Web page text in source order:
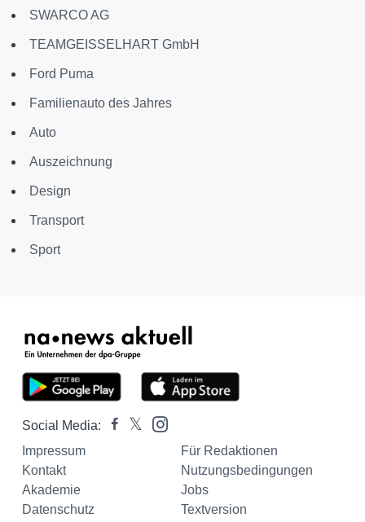
SWARCO AG
TEAMGEISSELHART GmbH
Ford Puma
Familienauto des Jahres
Auto
Auszeichnung
Design
Transport
Sport
Social Media:
Impressum
Für Redaktionen
Kontakt
Nutzungsbedingungen
Akademie
Jobs
Datenschutz
Textversion